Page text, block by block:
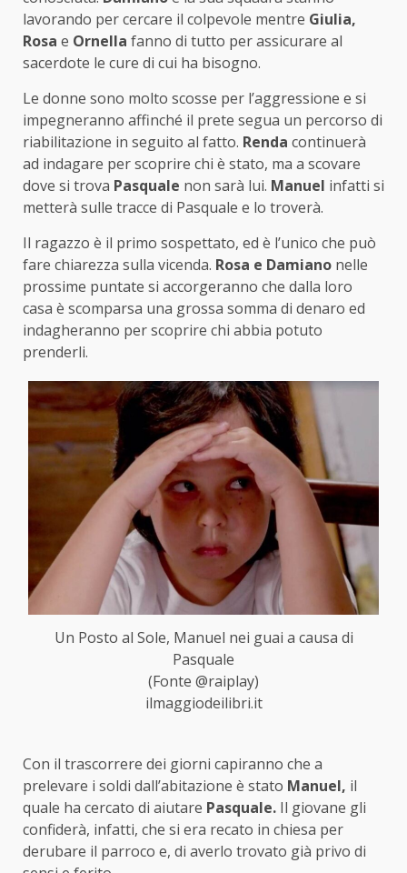
lavorando per cercare il colpevole mentre Giulia,
Rosa e Ornella fanno di tutto per assicurare al
sacerdote le cure di cui ha bisogno.
Le donne sono molto scosse per l’aggressione e si
impegneranno affinché il prete segua un percorso di
riabilitazione in seguito al fatto. Renda continuerà
ad indagare per scoprire chi è stato, ma a scovare
dove si trova Pasquale non sarà lui. Manuel infatti si
metterà sulle tracce di Pasquale e lo troverà.
Il ragazzo è il primo sospettato, ed è l’unico che può
fare chiarezza sulla vicenda. Rosa e Damiano nelle
prossime puntate si accorgeranno che dalla loro
casa è scomparsa una grossa somma di denaro ed
indagheranno per scoprire chi abbia potuto
prenderli.
Un Posto al Sole, Manuel nei guai a causa di
Pasquale
(Fonte @raiplay)
ilmaggiodeilibri.it
Con il trascorrere dei giorni capiranno che a
prelevare i soldi dall’abitazione è stato Manuel, il
quale ha cercato di aiutare Pasquale. Il giovane gli
confiderà, infatti, che si era recato in chiesa per
derubare il parroco e, di averlo trovato già privo di